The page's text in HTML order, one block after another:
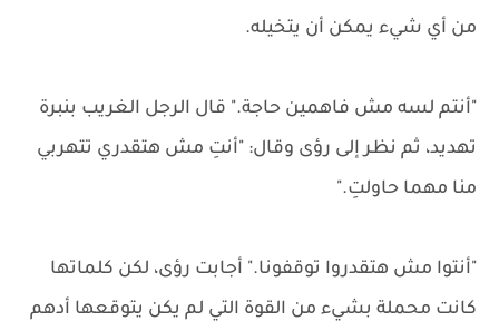
من أي شيء يمكن أن يتخيله.
"أنتم لسه مش فاهمين حاجة." قال الرجل الغريب بنبرة
تهديد، ثم نظر إلى رؤى وقال: "أنتِ مش هتقدري تتهربي
منا مهما حاولتِ."
"أنتوا مش هتقدروا توقفونا." أجابت رؤى، لكن كلماتها
كانت محملة بشيء من القوة التي لم يكن يتوقعها أدهم